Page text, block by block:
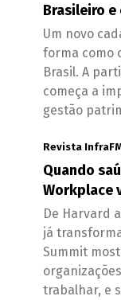
Brasileiro e
Um novo
forma como
Brasil. A
começa a
gestão
Revista
Quando
Workplace
De Harvard
já
Summit
trabalhar, e